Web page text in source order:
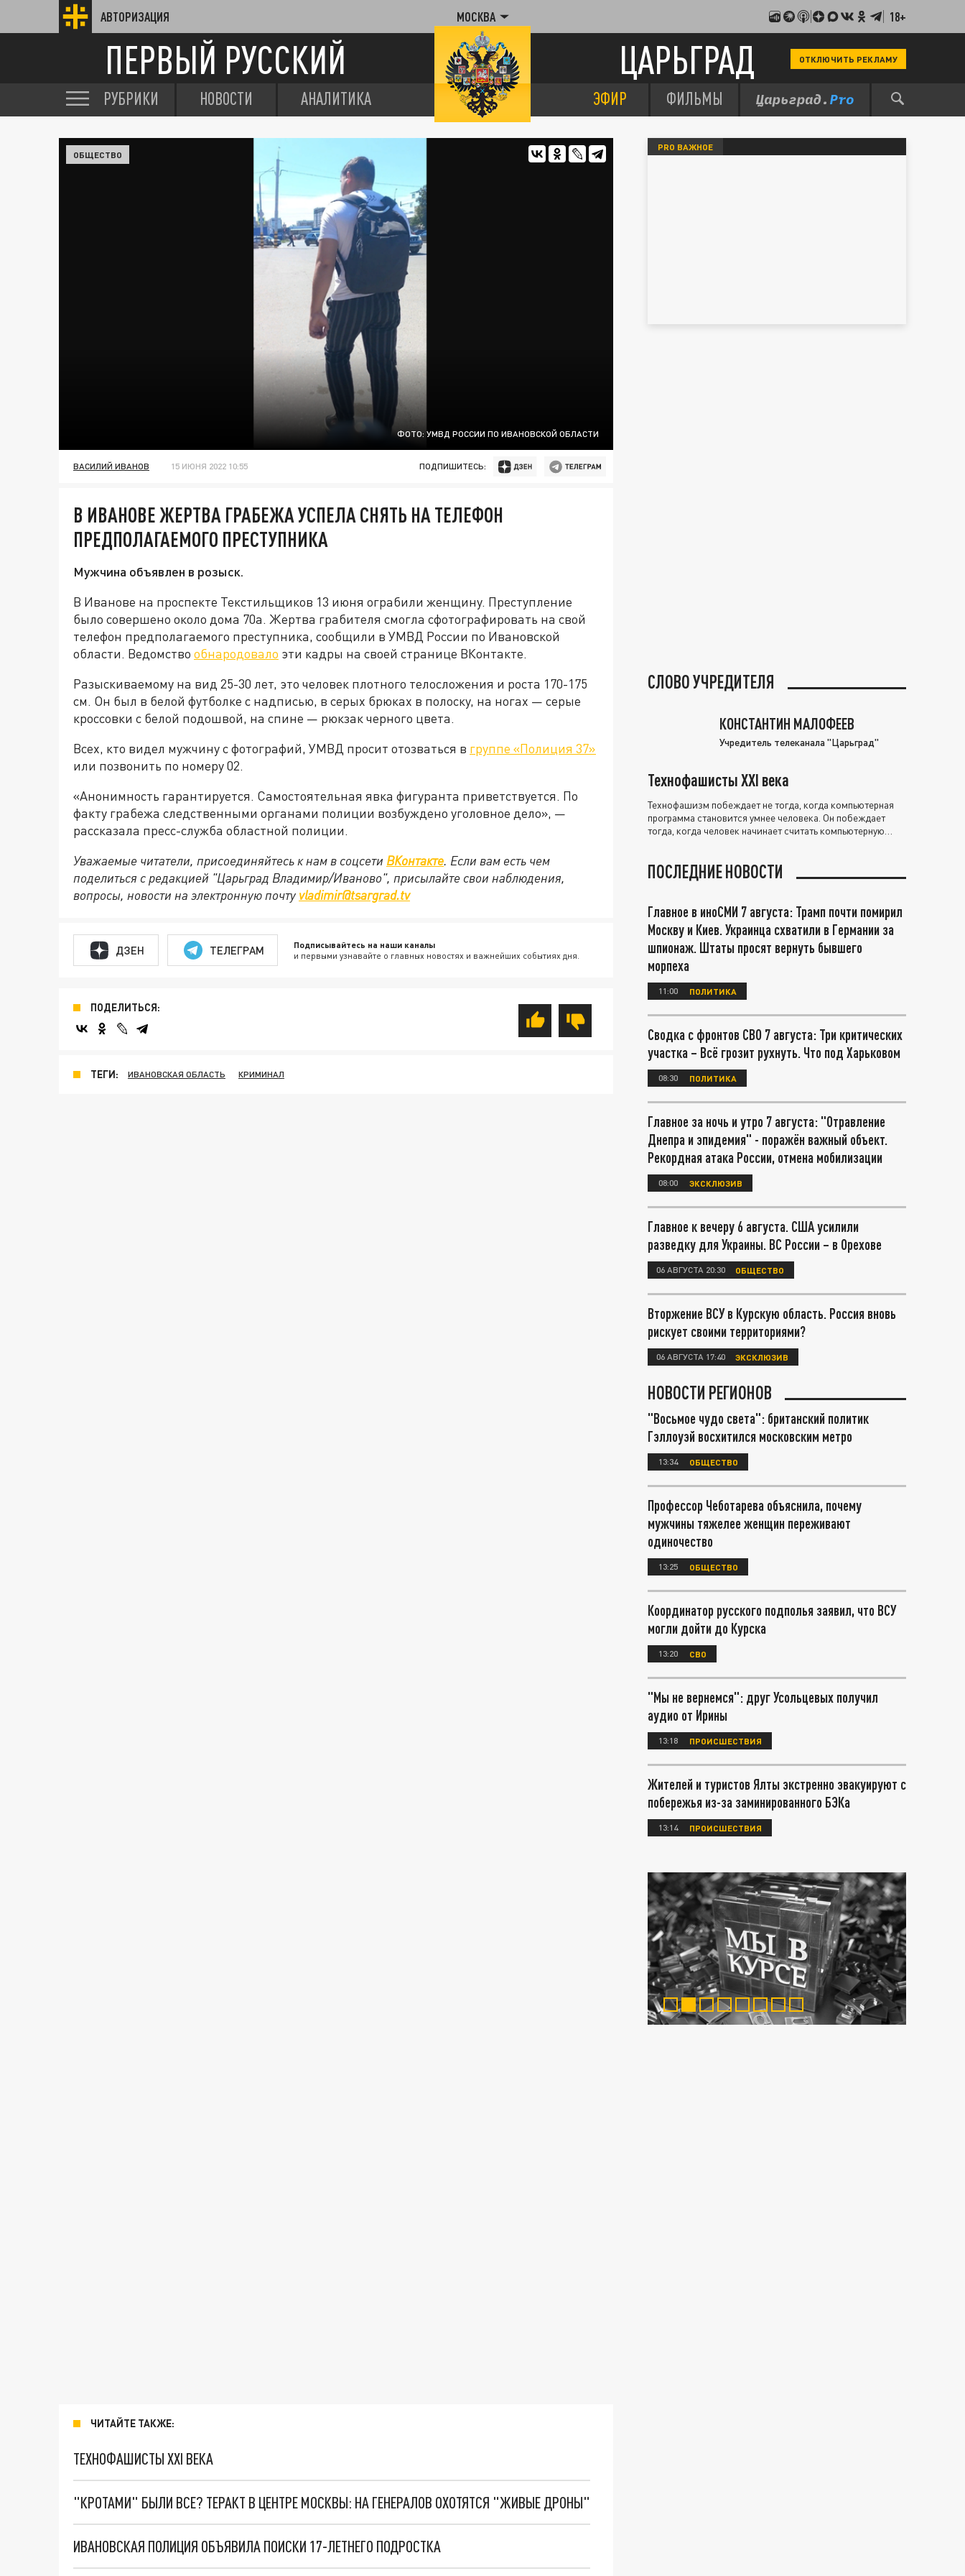
АВТОРИЗАЦИЯ МОСКВА 18+
ПЕРВЫЙ РУССКИЙ ЦАРЬГРАД ОТКЛЮЧИТЬ РЕКЛАМУ
РУБРИКИ НОВОСТИ АНАЛИТИКА ЭФИР ФИЛЬМЫ
ФОТО: УМВД РОССИИ ПО ИВАНОВСКОЙ ОБЛАСТИ
ОБЩЕСТВО
ВАСИЛИЙ ИВАНОВ 15 ИЮНЯ 2022 10:55 ПОДПИШИТЕСЬ:
В ИВАНОВЕ ЖЕРТВА ГРАБЕЖА УСПЕЛА СНЯТЬ НА ТЕЛЕФОН
ПРЕДПОЛАГАЕМОГО ПРЕСТУПНИКА
Мужчина объявлен в розыск.
В Иванове на проспекте Текстильщиков 13 июня ограбили женщину. Преступление
было совершено около дома 70а. Жертва грабителя смогла сфотографировать на свой
телефон предполагаемого преступника, сообщили в УМВД России по Ивановской
области. Ведомство обнародовало эти кадры на своей странице ВКонтакте.
Разыскиваемому на вид 25-30 лет, это человек плотного телосложения и роста 170-175
см. Он был в белой футболке с надписью, в серых брюках в полоску, на ногах — серые
кроссовки с белой подошвой, на спине — рюкзак черного цвета.
Всех, кто видел мужчину с фотографий, УМВД просит отозваться в группе «Полиция 37»
или позвонить по номеру 02.
«Анонимность гарантируется. Самостоятельная явка фигуранта приветствуется. По
факту грабежа следственными органами полиции возбуждено уголовное дело», —
рассказала пресс-служба областной полиции.
Уважаемые читатели, присоединяйтесь к нам в соцсети ВКонтакте. Если вам есть чем
поделиться с редакцией "Царьград Владимир/Иваново", присылайте свои наблюдения,
вопросы, новости на электронную почту vladimir@tsargrad.tv
ДЗЕН ТЕЛЕГРАМ Подписывайтесь на наши каналы
и первыми узнавайте о главных новостях и важнейших событиях дня.
ПОДЕЛИТЬСЯ:
ТЕГИ: ИВАНОВСКАЯ ОБЛАСТЬ КРИМИНАЛ
ЧИТАЙТЕ ТАКЖЕ:
ТЕХНОФАШИСТЫ XXI ВЕКА
"КРОТАМИ" БЫЛИ ВСЕ? ТЕРАКТ В ЦЕНТРЕ МОСКВЫ: НА ГЕНЕРАЛОВ ОХОТЯТСЯ "ЖИВЫЕ ДРОНЫ"
ИВАНОВСКАЯ ПОЛИЦИЯ ОБЪЯВИЛА ПОИСКИ 17-ЛЕТНЕГО ПОДРОСТКА
PRO ВАЖНОЕ
СЛОВО УЧРЕДИТЕЛЯ
КОНСТАНТИН МАЛОФЕЕВ
Учредитель телеканала "Царьград"
Технофашисты XXI века
Технофашизм побеждает не тогда, когда компьютерная
программа становится умнее человека. Он побеждает
тогда, когда человек начинает считать компьютерную
ПОСЛЕДНИЕ НОВОСТИ
Главное в иноСМИ 7 августа: Трамп почти помирил
Москву и Киев. Украинца схватили в Германии за
шпионаж. Штаты просят вернуть бывшего
морпеха
11:00 ПОЛИТИКА
Сводка с фронтов СВО 7 августа: Три критических
участка – Всё грозит рухнуть. Что под Харьковом
08:30 ПОЛИТИКА
Главное за ночь и утро 7 августа: "Отравление
Днепра и эпидемия" - поражён важный объект.
Рекордная атака России, отмена мобилизации
08:00 ЭКСКЛЮЗИВ
Главное к вечеру 6 августа. США усилили
разведку для Украины. ВС России – в Орехове
06 АВГУСТА 20:30 ОБЩЕСТВО
Вторжение ВСУ в Курскую область. Россия вновь
рискует своими территориями?
06 АВГУСТА 17:40 ЭКСКЛЮЗИВ
НОВОСТИ РЕГИОНОВ
"Восьмое чудо света": британский политик
Гэллоуэй восхитился московским метро
13:34 ОБЩЕСТВО
Профессор Чеботарева объяснила, почему
мужчины тяжелее женщин переживают
одиночество
13:25 ОБЩЕСТВО
Координатор русского подполья заявил, что ВСУ
могли дойти до Курска
13:20 СВО
"Мы не вернемся": друг Усольцевых получил
аудио от Ирины
13:18 ПРОИСШЕСТВИЯ
Жителей и туристов Ялты экстренно эвакуируют с
побережья из-за заминированного БЭКа
13:14 ПРОИСШЕСТВИЯ